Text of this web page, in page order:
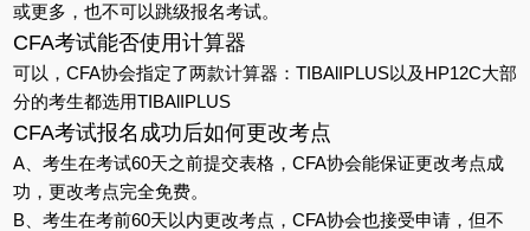
或更多，也不可以跳级报名考试。
CFA考试能否使用计算器
可以，CFA协会指定了两款计算器：TIBAlIPLUS以及HP12C大部
分的考生都选用TIBAlIPLUS
CFA考试报名成功后如何更改考点
A、考生在考试60天之前提交表格，CFA协会能保证更改考点成
功，更改考点完全免费。
B、考生在考前60天以内更改考点，CFA协会也接受申请，但不